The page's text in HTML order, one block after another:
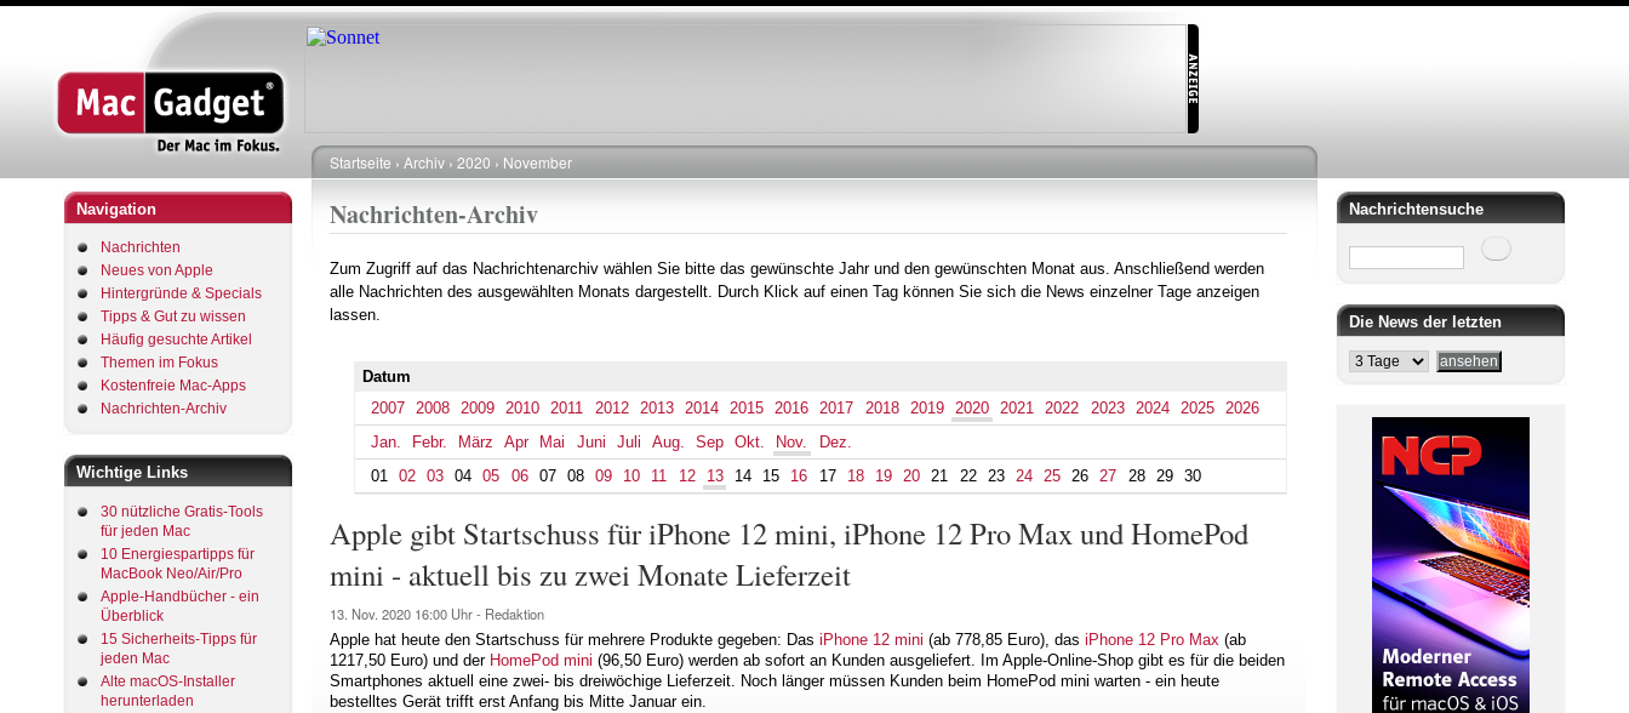
Direkt
Navigation
Nachrichten
Neues von Apple
Hintergründe & Specials
Tipps & Gut zu wissen
Häufig gesuchte Artikel
Themen im Fokus
Kostenfreie Mac-Apps
Nachrichten-Archiv
Wichtige Links
30 nützliche Gratis-Tools
für jeden Mac
10 Energiespartipps für
MacBook Neo/Air/Pro
Apple-Handbücher - ein
Überblick
15 Sicherheits-Tipps für
jeden Mac
Alte macOS-Installer
herunterladen
Pfadnavigation
Startseite Archiv 2020 November
Nachrichten-Archiv
Zum Zugriff auf das Nachrichtenarchiv wählen Sie bitte das gewünschte Jahr und den gewünschten Monat aus. Anschließend werden
alle Nachrichten des ausgewählten Monats dargestellt. Durch Klick auf einen Tag können Sie sich die News einzelner Tage anzeigen
lassen.
Datum
2007
2008 2009 2010 2011 2012 2013 2014 2015 2016 2017 2018 2019 2020 2021 2022 2023 2024 2025
2026
Jan.
Febr. März Apr Mai Juni Juli Aug. Sep Okt. Nov.
Dez.
01
02 03 04 05 06 07 08 09 10 11 12 13 14 15 16 17 18 19 20 21 22 23 24 25 26 27 28 29 30
Apple gibt Startschuss für iPhone 12 mini, iPhone 12 Pro Max und HomePod
mini - aktuell bis zu zwei Monate Lieferzeit
13. Nov. 2020 16:00 Uhr - Redaktion
Apple hat heute den Startschuss für mehrere Produkte gegeben: Das iPhone 12 mini (ab 778,85 Euro), das iPhone 12 Pro Max (ab
1217,50 Euro) und der HomePod mini (96,50 Euro) werden ab sofort an Kunden ausgeliefert. Im Apple-Online-Shop gibt es für die beiden
Smartphones aktuell eine zwei- bis dreiwöchige Lieferzeit. Noch länger müssen Kunden beim HomePod mini warten - ein heute
bestelltes Gerät trifft erst Anfang bis Mitte Januar ein.
Nachrichtensuche
Suche
Die News der letzten